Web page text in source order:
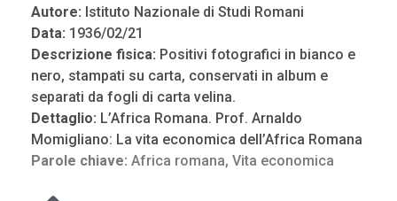
Autore: Istituto Nazionale di Studi Romani
Data: 1936/02/21
Descrizione fisica: Positivi fotografici in bianco e
nero, stampati su carta, conservati in album e
separati da fogli di carta velina.
Dettaglio: L’Africa Romana. Prof. Arnaldo
Momigliano: La vita economica dell’Africa Romana
Parole chiave: Africa romana, Vita economica